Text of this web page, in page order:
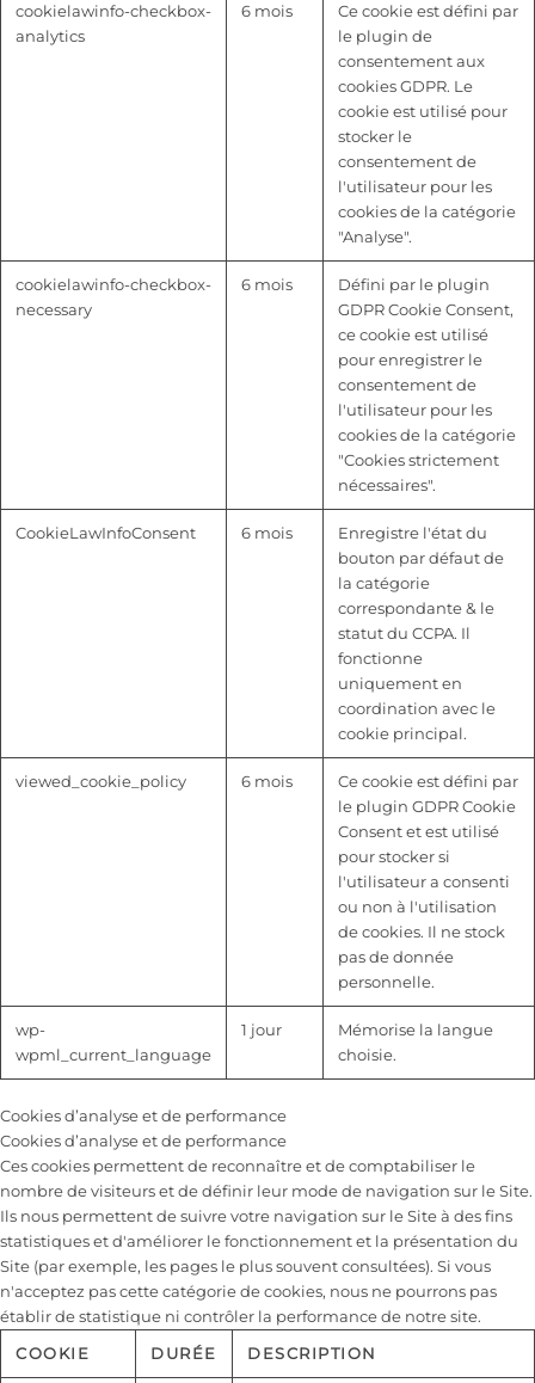
cookielawinfo-checkbox-
analytics
6 mois
Ce cookie est défini par
le plugin de
consentement aux
cookies GDPR. Le
cookie est utilisé pour
stocker le
consentement de
l'utilisateur pour les
cookies de la catégorie
"Analyse".
cookielawinfo-checkbox-
necessary
6 mois
Défini par le plugin
GDPR Cookie Consent,
ce cookie est utilisé
pour enregistrer le
consentement de
l'utilisateur pour les
cookies de la catégorie
"Cookies strictement
nécessaires".
CookieLawInfoConsent 6 mois
Enregistre l'état du
bouton par défaut de
la catégorie
correspondante & le
statut du CCPA. Il
fonctionne
uniquement en
coordination avec le
cookie principal.
viewed_cookie_policy 6 mois
Ce cookie est défini par
le plugin GDPR Cookie
Consent et est utilisé
pour stocker si
l'utilisateur a consenti
ou non à l'utilisation
de cookies. Il ne stock
pas de donnée
personnelle.
wp-
wpml_current_language
1 jour
Mémorise la langue
choisie.
Cookies d’analyse et de performance
Cookies d’analyse et de performance
Ces cookies permettent de reconnaître et de comptabiliser le
nombre de visiteurs et de définir leur mode de navigation sur le Site.
Ils nous permettent de suivre votre navigation sur le Site à des fins
statistiques et d'améliorer le fonctionnement et la présentation du
Site (par exemple, les pages le plus souvent consultées). Si vous
n'acceptez pas cette catégorie de cookies, nous ne pourrons pas
établir de statistique ni contrôler la performance de notre site.
COOKIE
DURÉE DESCRIPTION